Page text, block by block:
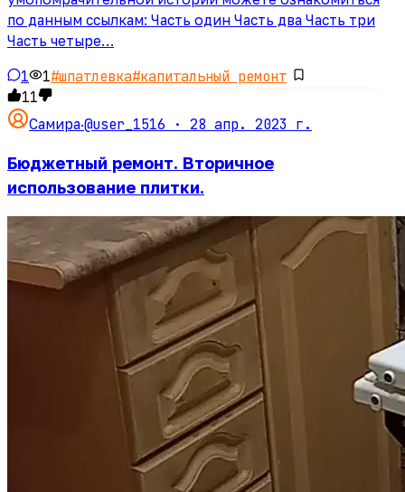
по данным ссылкам: Часть один Часть два Часть три
Часть четыре…
1 1#шпатлевка#капитальный ремонт
11
Самира·@user_1516 · 28 апр. 2023 г.
Бюджетный ремонт. Вторичное
использование плитки.